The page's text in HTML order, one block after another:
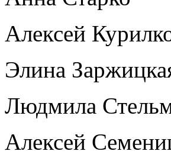
Алексей
Элина
Людмила
Алексей